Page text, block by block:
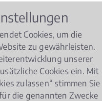
in Lübeck
Cookies, um die
zu gewährleisten.
unserer
Cookies ein. Mit
zulassen“ stimmen Sie
die genannten Zwecke